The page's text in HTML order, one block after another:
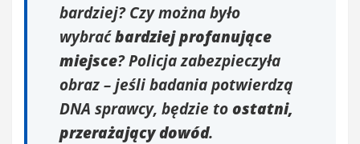
bardziej? Czy można było
wybraćbardziej profanujące
miejsce? Policja zabezpieczyła
obraz – jeśli badania potwierdzą
DNA sprawcy, będzie toostatni,
przerażający dowód.